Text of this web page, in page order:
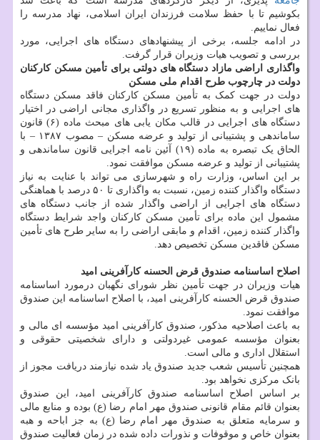
بکوشیم تا با حفظ سلامت فرزندان ایران اسلامی، نهاد مدرسه را
فعال نماییم.
در ادامه جلسه، برخی از پیشنهادهای دستگاه های اجرایی، مورد
بررسی و تصویب هیات وزیران قرار گرفت.
واگذاری اراضی مازاد دستگاه های دولتی برای تأمین مسکن کارکنان
دولت در چارچوب طرح اقدام ملی مسکن
دولت در جهت کمک به تأمین مسکن کارکنان فاقد مسکن دستگاه
های اجرایی و به منظور تسریع در واگذاری مجانی اراضی در اختیار
دستگاه های اجرایی در قالب مکان یابی های مبحث ماده (۶) قانون
ساماندهی و پشتیبانی از تولید و عرضه مسکن – مصوب ۱۳۸۷ – با
الحاق یک تبصره به ماده (۱۹) آئین نامه اجرایی قانون ساماندهی و
پشتیبانی از تولید و عرضه مسکن موافقت نمود.
بر این اساس، وزارت راه و شهرسازی می تواند با عنایت به نیاز
دستگاه واگذار کننده زمین، نسبت به واگذاری تا ۵۰ درصد با هماهنگی
دستگاه ­های اجرایی از اراضی واگذار شده از جانب دستگاه های
مشمول این ماده برای تأمین مسکن کارکنان واجد شرایط دستگاه
واگذار کننده زمین، اقدام و مابقی اراضی را به سایر طرح های تأمین
مسکن فاقدین مسکن تخصیص دهد.
اصلاح اساسنامه صندوق قرض الحسنه کارآفرینی امید
هیات وزیران در جهت تأمین نظر شورای نگهبان درمورد اساسنامه
صندوق قرض الحسنه کارآفرینی امید، با اصلاح اساسنامه این صندوق
موافقت نمود.
به باعث اصلاحیه مذکور، صندوق کارآفرینی امید مؤسسه ای مالی و
بعنوان مؤسسه عمومی غیردولتی و دارای شخصیتی حقوقی و
استقلال اداری و مالی است.
همچنین تأسیس شعب جدید صندوق یاد شده نیازمند دریافت مجوز از
بانک مرکزی نخواهد بود.
بر اساس اصلاح اساسنامه صندوق کارآفرینی امید، این صندوق
بعنوان قائم مقام قانونی صندوق مهر امام رضا (ع) بوده و منابع مالی
و سرمایه متعلق به صندوق مهر امام رضا (ع) به جز اباحه و هبه
بعنوان خاص و موقوفات و نذورات داده شده در زمان فعالیت صندوق